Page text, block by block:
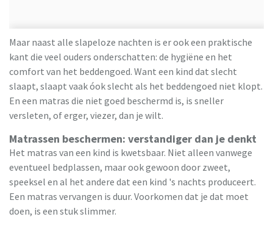
Maar naast alle slapeloze nachten is er ook een praktische
kant die veel ouders onderschatten: de hygiëne en het
comfort van het beddengoed. Want een kind dat slecht
slaapt, slaapt vaak óok slecht als het beddengoed niet klopt.
En een matras die niet goed beschermd is, is sneller
versleten, of erger, viezer, dan je wilt.
Matrassen beschermen: verstandiger dan je denkt
Het matras van een kind is kwetsbaar. Niet alleen vanwege
eventueel bedplassen, maar ook gewoon door zweet,
speeksel en al het andere dat een kind 's nachts produceert.
Een matras vervangen is duur. Voorkomen dat je dat moet
doen, is een stuk slimmer.